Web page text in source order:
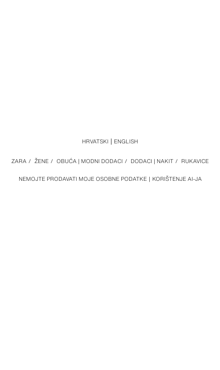
NEMOJTE PRODAVATI MOJE OSOBNE PODATKE KORIŠTENJE AI-JA
ZARA / ŽENE / OBUĆA | MODNI DODACI / DODACI | NAKIT / RUKAVICE
HRVATSKI ENGLISH